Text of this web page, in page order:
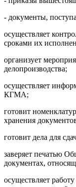
- документы,
осуществляет
сроками их
организует
делопроизводства;
осуществляет
КГМА;
готовит
хранения
готовит дела для
заверяет печатью
документах,
осуществляет